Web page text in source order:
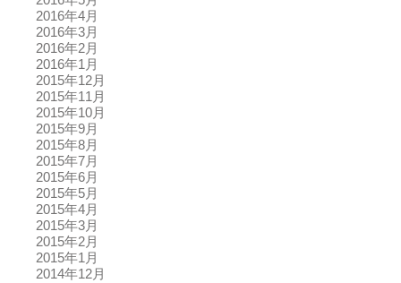
2016年4月
2016年3月
2016年2月
2016年1月
2015年12月
2015年11月
2015年10月
2015年9月
2015年8月
2015年7月
2015年6月
2015年5月
2015年4月
2015年3月
2015年2月
2015年1月
2014年12月